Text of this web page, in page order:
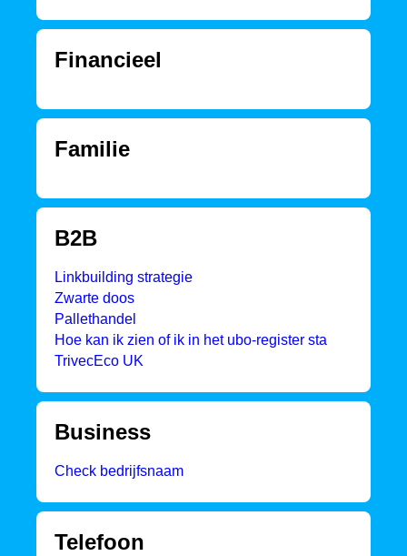
Financieel
Familie
B2B
Linkbuilding strategie
Zwarte doos
Pallethandel
Hoe kan ik zien of ik in het ubo-register sta
TrivecEco UK
Business
Check bedrijfsnaam
Telefoon